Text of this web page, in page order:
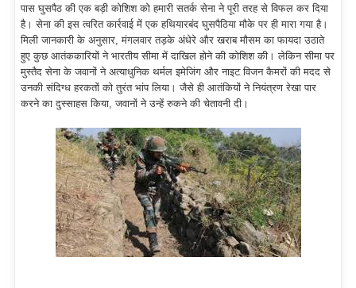
पास घुसपैठ की एक बड़ी कोशिश को हमारी सतर्क सेना ने पूरी तरह से विफल कर दिया
है। सेना की इस त्वरित कार्रवाई में एक हथियारबंद घुसपैठिया मौके पर ही मारा गया है।
मिली जानकारी के अनुसार, मंगलवार तड़के अंधेरे और खराब मौसम का फायदा उठाते
हुए कुछ आतंककारियों ने भारतीय सीमा में दाखिल होने की कोशिश की। लेकिन सीमा पर
मुस्तैद सेना के जवानों ने अत्याधुनिक थर्मल इमेजिंग और नाइट विजन कैमरों की मदद से
उनकी संदिग्ध हरकतों को तुरंत भांप लिया। जैसे ही आतंकियों ने नियंत्रण रेखा पार
करने का दुस्साहस किया, जवानों ने उन्हें रुकने की चेतावनी दी।